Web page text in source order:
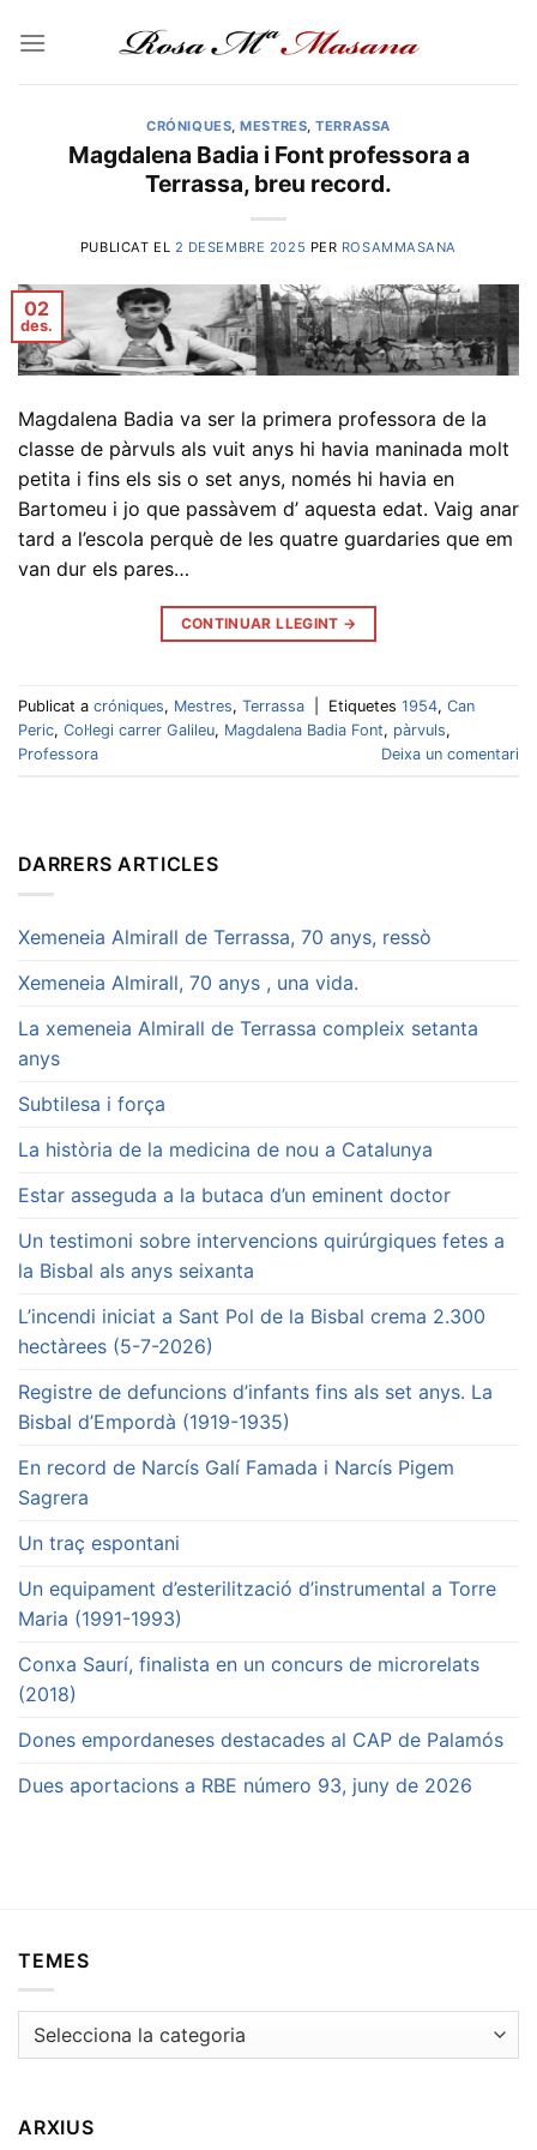
CRÓNIQUES,MESTRES,TERRASSA
Magdalena Badia i Font professora a
Terrassa, breu record.
PUBLICAT EL 2 DESEMBRE 2025 PER ROSAMMASANA
02
des.
Magdalena Badia va ser la primera professora de la
classe de pàrvuls als vuit anys hi havia maninada molt
petita i fins els sis o set anys, només hi havia en
Bartomeu i jo que passàvem d’ aquesta edat. Vaig anar
tard a l’escola perquè de les quatre guardaries que em
van dur els pares…
CONTINUAR LLEGINT →
Publicat a cróniques, Mestres, Terrassa Etiquetes 1954, Can
Peric, Col·legi carrer Galileu, Magdalena Badia Font, pàrvuls,
Professora
Deixa un comentari
DARRERS ARTICLES
Xemeneia Almirall de Terrassa, 70 anys, ressò
Xemeneia Almirall, 70 anys , una vida.
La xemeneia Almirall de Terrassa compleix setanta
anys
Subtilesa i força
La història de la medicina de nou a Catalunya
Estar asseguda a la butaca d’un eminent doctor
Un testimoni sobre intervencions quirúrgiques fetes a
la Bisbal als anys seixanta
L’incendi iniciat a Sant Pol de la Bisbal crema 2.300
hectàrees (5-7-2026)
Registre de defuncions d’infants fins als set anys. La
Bisbal d’Empordà (1919-1935)
En record de Narcís Galí Famada i Narcís Pigem
Sagrera
Un traç espontani
Un equipament d’esterilització d’instrumental a Torre
Maria (1991-1993)
Conxa Saurí, finalista en un concurs de microrelats
(2018)
Dones empordaneses destacades al CAP de Palamós
Dues aportacions a RBE número 93, juny de 2026
TEMES
Temes
ARXIUS